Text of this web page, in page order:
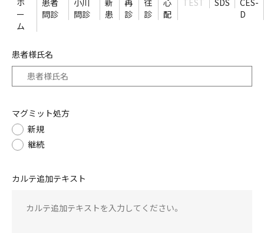
ー
ム
問診
問診
患
診
診
配
D
患者様氏名
マグミット処方
新規
継続
カルテ追加テキスト